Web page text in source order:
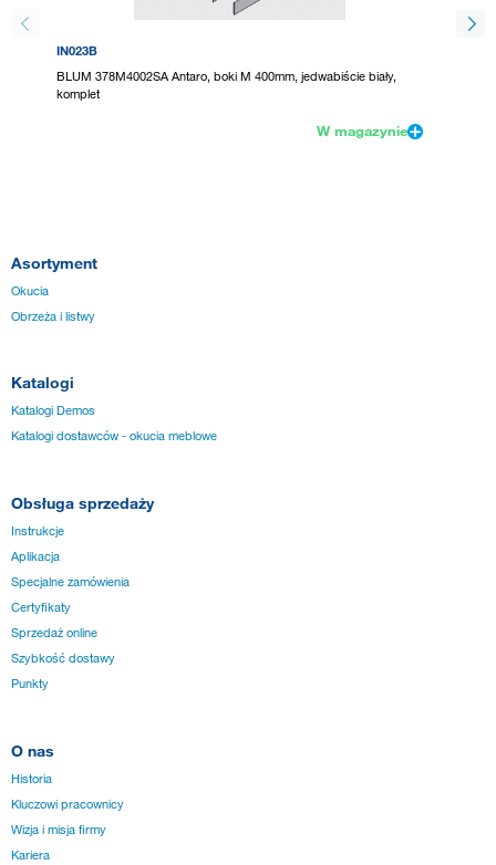
IN023B
BLUM 378M4002SA Antaro, boki M 400mm, jedwabiście biały,
komplet
W magazynie
Asortyment
Okucia
Obrzeża i listwy
Katalogi
Katalogi Demos
Katalogi dostawców - okucia meblowe
Obsługa sprzedaży
Instrukcje
Aplikacja
Specjalne zamówienia
Certyfikaty
Sprzedaż online
Szybkość dostawy
Punkty
O nas
Historia
Kluczowi pracownicy
Wizja i misja firmy
Kariera